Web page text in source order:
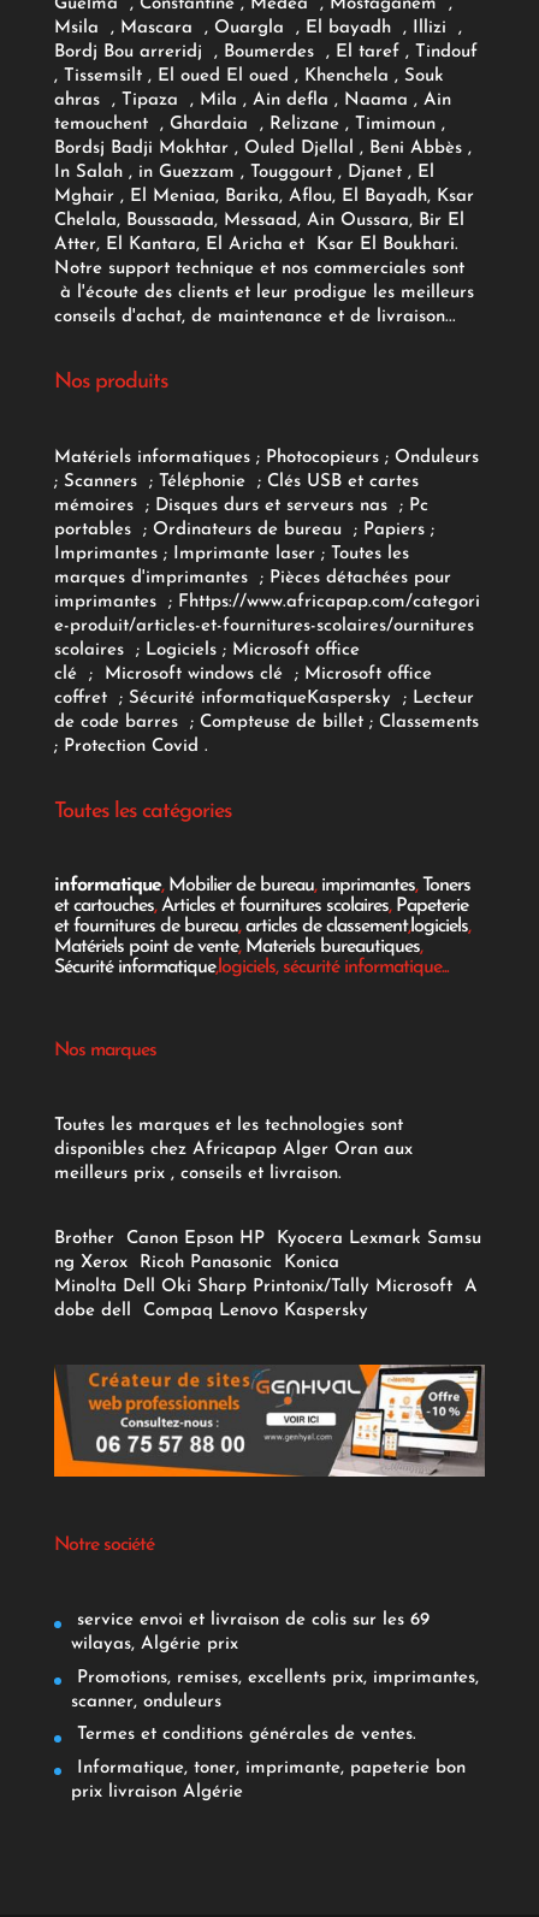
Guelma , Constantine , Medea , Mostaganem ,
Msila , Mascara , Ouargla , El bayadh , Illizi ,
Bordj Bou arreridj , Boumerdes , El taref , Tindouf
, Tissemsilt , El oued El oued , Khenchela , Souk
ahras , Tipaza , Mila , Ain defla , Naama , Ain
temouchent , Ghardaia , Relizane , Timimoun ,
Bordsj Badji Mokhtar , Ouled Djellal , Beni Abbès ,
In Salah , in Guezzam , Touggourt , Djanet , El
Mghair , El Meniaa, Barika, Aflou, El Bayadh, Ksar
Chelala, Boussaada, Messaad, Ain Oussara, Bir El
Atter, El Kantara, El Aricha et Ksar El Boukhari.
Notre support technique et nos commerciales sont
à l'écoute des clients et leur prodigue les meilleurs
conseils d'achat, de maintenance et de livraison...
Nos produits
Matériels informatiques; Photocopieurs; Onduleurs
; Scanners ; Téléphonie ; Clés USB et cartes
mémoires
; Disques durs et serveurs nas ; Pc
portables
; Ordinateurs de bureau ; Papiers;
Imprimantes;Imprimante laser; Toutes les
marques d'imprimantes
; Pièces détachées pour
imprimantes
; Fhttps://www.africapap.com/categori
e-produit/articles-et-fournitures-scolaires/ournitures
scolaires; Logiciels ; Microsoft office
clé
; Microsoft windows clé; Microsoft office
coffret ; Sécurité informatiqueKaspersky ; Lecteur
de code barres
; Compteuse de billet; Classements
; Protection Covid .
Toutes les catégories
informatique, Mobilier de bureau, imprimantes, Toners
et cartouches,Articles et fournitures scolaires, Papeterie
et fournitures de bureau,articles de classement,logiciels,
Matériels point de vente, Materiels bureautiques,
Sécurité informatique,logiciels, sécurité informatique...
Nos marques
Toutes les marques et les technologies sont
disponibles chez Africapap Alger Oran aux
meilleurs prix , conseils et livraison.
Brother Canon Epson HP Kyocera Lexmark Samsu
ng Xerox Ricoh Panasonic
Konica
Minolta Dell Oki Sharp Printonix/Tally Microsoft
A
dobe dell Compaq Lenovo Kaspersky
Notre société
service envoi et livraison de colis sur les 69
wilayas, Algérie prix
Promotions, remises, excellents prix, imprimantes,
scanner, onduleurs
Termes et conditions générales de ventes.
Informatique, toner, imprimante, papeterie bon
prix livraison Algérie